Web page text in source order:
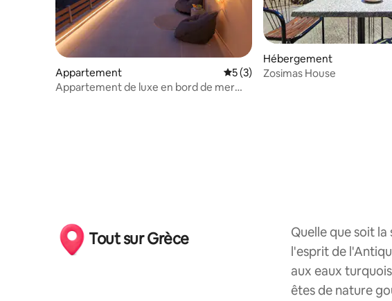
Appartement Évaluation moyenne sur la base
5 (3)
Appartement de luxe en bord de mer
Hébergement
Zosimas House
Tout sur Grèce
Quelle que soit
l'esprit de
aux eaux
êtes de nature